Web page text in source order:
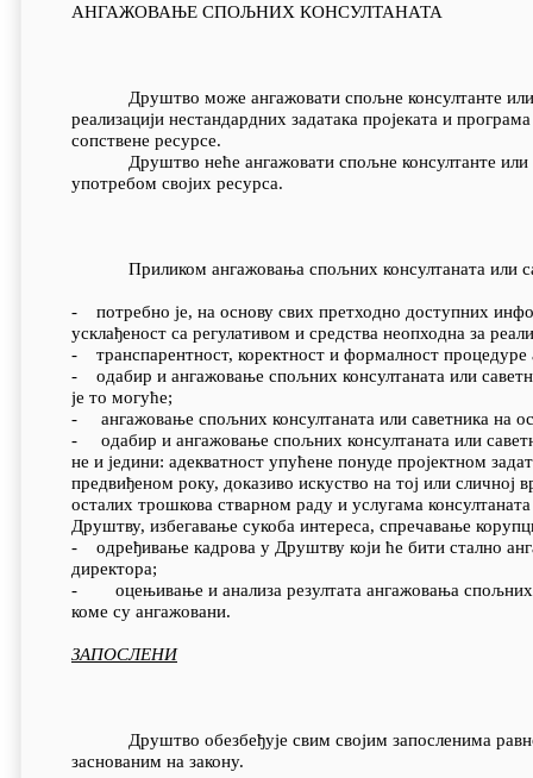
АНГАЖОВАЊЕ СПОЉНИХ КОНСУЛТАНАТА
Друштво може ангажовати спољне консултанте или
реализацији нестандардних задатака пројеката и
сопствене ресурсе.
Друштво неће ангажовати спољне консултанте или
употребом својих ресурса.
Приликом ангажовања спољних консултаната или
- потребно је, на основу свих претходно доступних
усклађеност са регулативом и средства неопходна за
- транспарентност, коректност и формалност процедуре
- одабир и ангажовање спољних консултаната или
је то могуће;
- ангажовање спољних консултаната или саветника на
- одабир и ангажовање спољних консултаната или
не и једини: адекватност упућене понуде пројектном
предвиђеном року, доказиво искуство на тој или
осталих трошкова стварном раду и услугама
Друштву, избегавање сукоба интереса, спречавање
- одређивање кадрова у Друштву који ће бити стално
директора;
- оцењивање и анализа резултата ангажовања спољних
коме су ангажовани.
ЗАПОСЛЕНИ
Друштво обезбеђује свим својим запосленима
заснованим на закону.